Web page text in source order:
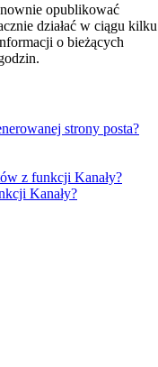
opublikować
działać w ciągu kilku
o bieżących
strony posta?
z funkcji Kanały?
Kanały?